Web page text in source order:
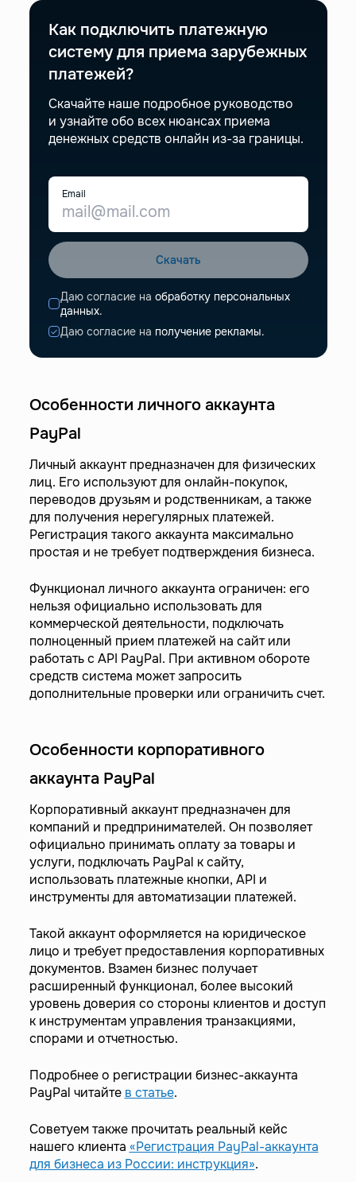
Как подключить платежную
систему для приема зарубежных
платежей?
Скачайте наше подробное руководство
и узнайте обо всех нюансах приема
денежных средств онлайн из-за границы.
Email
Скачать
Даю согласие на обработку персональных
данных.
Даю согласие на получение рекламы.
Особенности личного аккаунта
PayPal
Личный аккаунт предназначен для физических
лиц. Его используют для онлайн-покупок,
переводов друзьям и родственникам, а также
для получения нерегулярных платежей.
Регистрация такого аккаунта максимально
простая и не требует подтверждения бизнеса.
Функционал личного аккаунта ограничен: его
нельзя официально использовать для
коммерческой деятельности, подключать
полноценный прием платежей на сайт или
работать с API PayPal. При активном обороте
средств система может запросить
дополнительные проверки или ограничить счет.
Особенности корпоративного
аккаунта PayPal
Корпоративный аккаунт предназначен для
компаний и предпринимателей. Он позволяет
официально принимать оплату за товары и
услуги, подключать PayPal к сайту,
использовать платежные кнопки, API и
инструменты для автоматизации платежей.
Такой аккаунт оформляется на юридическое
лицо и требует предоставления корпоративных
документов. Взамен бизнес получает
расширенный функционал, более высокий
уровень доверия со стороны клиентов и доступ
к инструментам управления транзакциями,
спорами и отчетностью.
Подробнее о регистрации бизнес-аккаунта
PayPal читайте в статье.
Советуем также прочитать реальный кейс
нашего клиента «Регистрация PayPal-аккаунта
для бизнеса из России: инструкция».